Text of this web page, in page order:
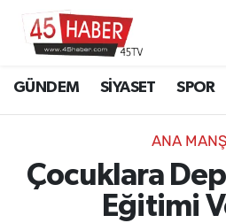
GÜNDEM SİYASET SPOR
ANA
Çocuklara
Eğitimi
SİYASET
EKONOMİ
Manisa Hava Durumu
Manisa Trafik Yoğunluk